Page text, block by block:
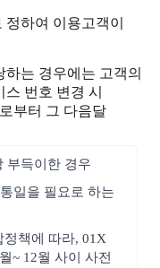
하여 이용고객이
는 경우에는 고객의
번호 변경 시
부터 그 다음달
부득이한 경우
일을 필요로 하는
책에 따라, 01X
~ 12월 사이 사전